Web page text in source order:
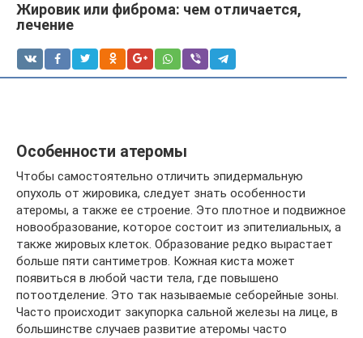
Жировик или фиброма: чем отличается,
лечение
Особенности атеромы
Чтобы самостоятельно отличить эпидермальную
опухоль от жировика, следует знать особенности
атеромы, а также ее строение. Это плотное и подвижное
новообразование, которое состоит из эпителиальных, а
также жировых клеток. Образование редко вырастает
больше пяти сантиметров. Кожная киста может
появиться в любой части тела, где повышено
потоотделение. Это так называемые себорейные зоны.
Часто происходит закупорка сальной железы на лице, в
большинстве случаев развитие атеромы часто